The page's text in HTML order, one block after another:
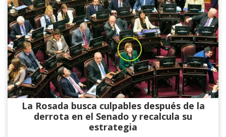
La Rosada busca culpables después de la
derrota en el Senado y recalcula su
estrategia